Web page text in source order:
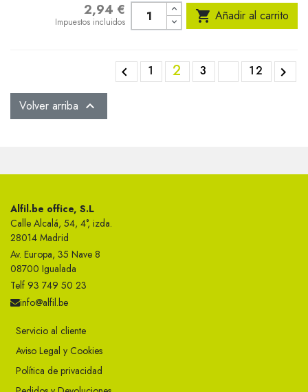
2,94 €
Impuestos incluidos  Añadir al carrito
 1 2 3 12 
Volver arriba 
Alfil.be office, S.L
Calle Alcalá, 54, 4°, izda.
28014 Madrid
Av. Europa, 35 Nave 8
08700 Igualada
Telf 93 749 50 23
info@alfil.be
Servicio al cliente
Aviso Legal y Cookies
Política de privacidad